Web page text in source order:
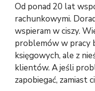
Od ponad 20 lat
rachunkowymi.
wspieram w ciszy.
problemów w pracy
księgowych, ale z
klientów. A jeśli
zapobiegać, zamiast